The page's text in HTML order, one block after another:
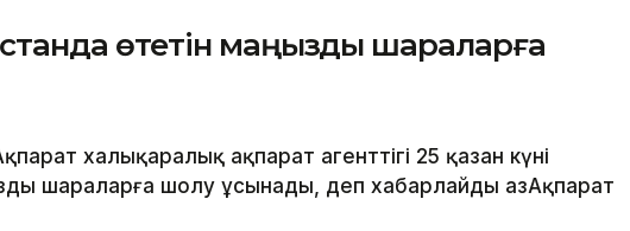
өтетін маңызды шараларға
халықаралық ақпарат агенттігі 25 қазан күні
шараларға шолу ұсынады, деп хабарлайды ҚазАқпарат